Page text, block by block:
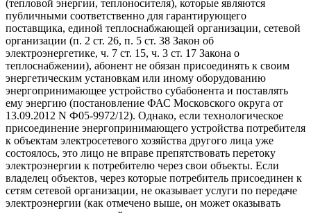
(тепловой энергии, теплоносителя), которые являются
публичными соответственно для гарантирующего
поставщика, единой теплоснабжающей организации, сетевой
организации (п. 2 ст. 26, п. 5 ст. 38 Закон об
электроэнергетике, ч. 7 ст. 15, ч. 3 ст. 17 Закона о
теплоснабжении), абонент не обязан присоединять к своим
энергетическим установкам или иному оборудованию
энергопринимающее устройство субабонента и поставлять
ему энергию (постановление ФАС Московского округа от
13.09.2012 N Ф05-9972/12). Однако, если технологическое
присоединение энергопринимающего устройства потребителя
к объектам электросетевого хозяйства другого лица уже
состоялось, это лицо не вправе препятствовать перетоку
электроэнергии к потребителю через свои объекты. Если
владелец объектов, через которые потребитель присоединен к
сетям сетевой организации, не оказывает услуги по передаче
электроэнергии (как отмечено выше, он может оказывать